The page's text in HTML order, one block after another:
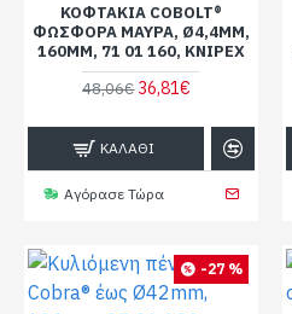
ΚΟΦΤΆΚΙΑ COBOLT®
ΦΏΣΦΟΡΑ ΜΑΎΡΑ, Ø4,4MM,
160MM, 71 01 160, KNIPEX
48,06€ 36,81€
ΚΑΛΆΘΙ
Αγόρασε Τώρα
-27 %